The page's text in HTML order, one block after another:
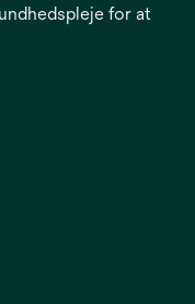
for at